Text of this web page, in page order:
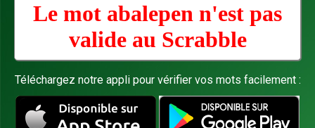
Le mot abalepen n'est pas
valide au Scrabble
Téléchargez notre appli pour vérifier vos mots facilement :